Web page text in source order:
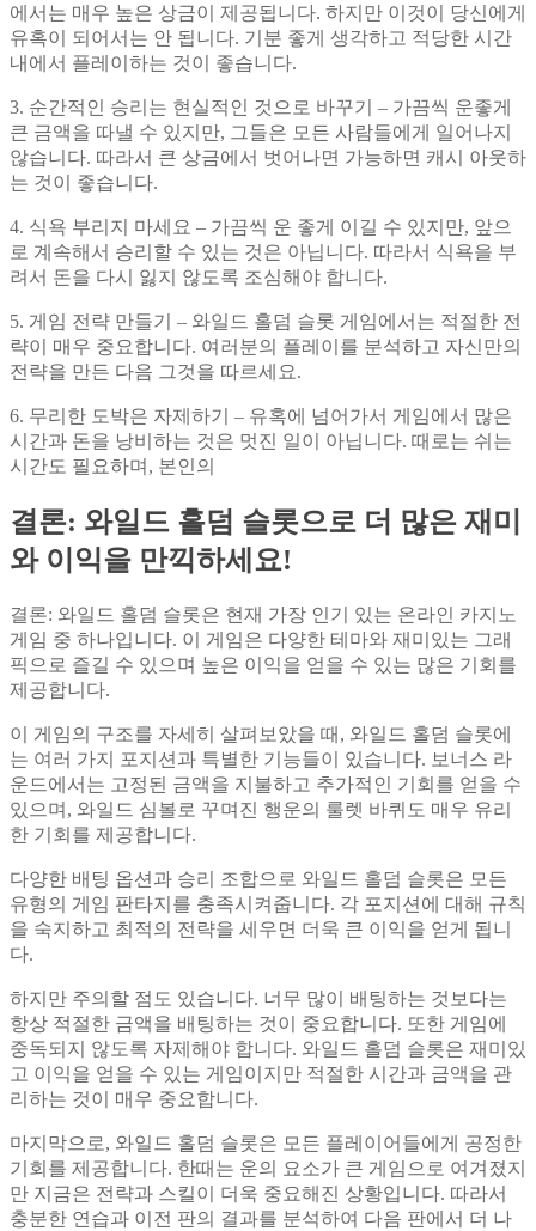
에서는 매우 높은 상금이 제공됩니다. 하지만 이것이 당신에게
유혹이 되어서는 안 됩니다. 기분 좋게 생각하고 적당한 시간
내에서 플레이하는 것이 좋습니다.
3. 순간적인 승리는 현실적인 것으로 바꾸기 – 가끔씩 운좋게
큰 금액을 따낼 수 있지만, 그들은 모든 사람들에게 일어나지
않습니다. 따라서 큰 상금에서 벗어나면 가능하면 캐시 아웃하
는 것이 좋습니다.
4. 식욕 부리지 마세요 – 가끔씩 운 좋게 이길 수 있지만, 앞으
로 계속해서 승리할 수 있는 것은 아닙니다. 따라서 식욕을 부
려서 돈을 다시 잃지 않도록 조심해야 합니다.
5. 게임 전략 만들기 – 와일드 홀덤 슬롯 게임에서는 적절한 전
략이 매우 중요합니다. 여러분의 플레이를 분석하고 자신만의
전략을 만든 다음 그것을 따르세요.
6. 무리한 도박은 자제하기 – 유혹에 넘어가서 게임에서 많은
시간과 돈을 낭비하는 것은 멋진 일이 아닙니다. 때로는 쉬는
시간도 필요하며, 본인의
결론: 와일드 홀덤 슬롯으로 더 많은 재미
와 이익을 만끽하세요!
결론: 와일드 홀덤 슬롯은 현재 가장 인기 있는 온라인 카지노
게임 중 하나입니다. 이 게임은 다양한 테마와 재미있는 그래
픽으로 즐길 수 있으며 높은 이익을 얻을 수 있는 많은 기회를
제공합니다.
이 게임의 구조를 자세히 살펴보았을 때, 와일드 홀덤 슬롯에
는 여러 가지 포지션과 특별한 기능들이 있습니다. 보너스 라
운드에서는 고정된 금액을 지불하고 추가적인 기회를 얻을 수
있으며, 와일드 심볼로 꾸며진 행운의 룰렛 바퀴도 매우 유리
한 기회를 제공합니다.
다양한 배팅 옵션과 승리 조합으로 와일드 홀덤 슬롯은 모든
유형의 게임 판타지를 충족시켜줍니다. 각 포지션에 대해 규칙
을 숙지하고 최적의 전략을 세우면 더욱 큰 이익을 얻게 됩니
다.
하지만 주의할 점도 있습니다. 너무 많이 배팅하는 것보다는
항상 적절한 금액을 배팅하는 것이 중요합니다. 또한 게임에
중독되지 않도록 자제해야 합니다. 와일드 홀덤 슬롯은 재미있
고 이익을 얻을 수 있는 게임이지만 적절한 시간과 금액을 관
리하는 것이 매우 중요합니다.
마지막으로, 와일드 홀덤 슬롯은 모든 플레이어들에게 공정한
기회를 제공합니다. 한때는 운의 요소가 큰 게임으로 여겨졌지
만 지금은 전략과 스킬이 더욱 중요해진 상황입니다. 따라서
충분한 연습과 이전 판의 결과를 분석하여 다음 판에서 더 나